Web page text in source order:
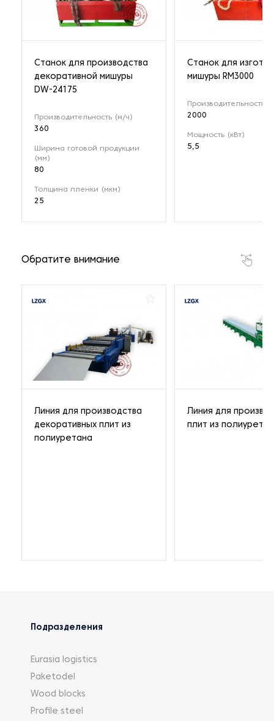
Станок для производства
декоративной мишуры
DW-24175
Производительность (м/ч)
360
Ширина готовой продукции
(мм)
80
Толщина пленки (мкм)
25
Станок для
мишуры RM3000
Производительность
2000
Мощность (кВт)
5,5
Обратите внимание
Линия для производства
декоративных плит из
полиуретана
Линия для
плит из
Подразделения
Eurasia logistics
Paketodel
Wood blocks
Profile steel